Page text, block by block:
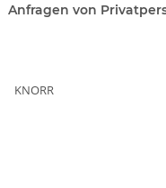
Anfragen von
KNORR